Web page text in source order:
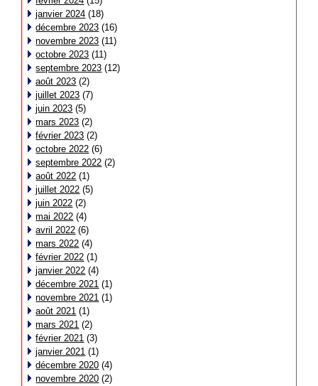
janvier 2024 (18)
décembre 2023 (16)
novembre 2023 (11)
octobre 2023 (11)
septembre 2023 (12)
août 2023 (2)
juillet 2023 (7)
juin 2023 (5)
mars 2023 (2)
février 2023 (2)
octobre 2022 (6)
septembre 2022 (2)
août 2022 (1)
juillet 2022 (5)
juin 2022 (2)
mai 2022 (4)
avril 2022 (6)
mars 2022 (4)
février 2022 (1)
janvier 2022 (4)
décembre 2021 (1)
novembre 2021 (1)
août 2021 (1)
mars 2021 (2)
février 2021 (3)
janvier 2021 (1)
décembre 2020 (4)
novembre 2020 (2)